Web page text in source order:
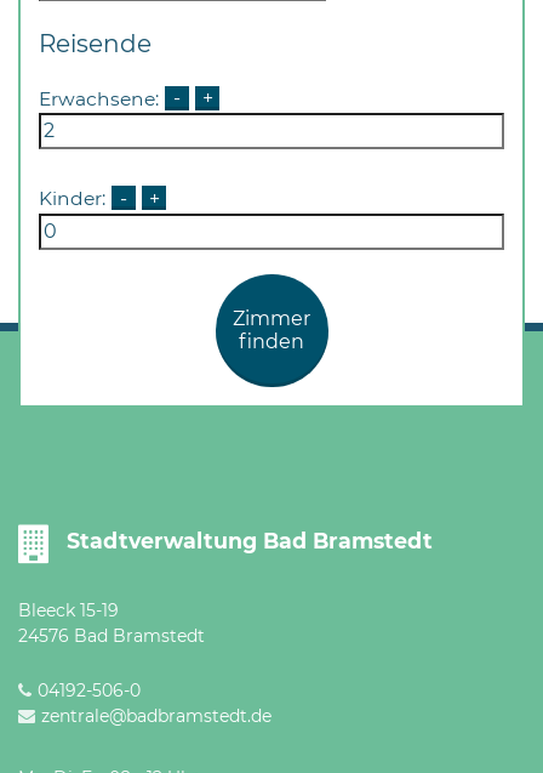
außerhalb
Öffnungszeiten
nach
Reisende
Erwachsene: - +
Kinder: - +
Zimmer
finden
Stadtverwaltung Bad Bramstedt
Bleeck 15-19
24576 Bad Bramstedt
04192-506-0
zentrale@badbramstedt.de